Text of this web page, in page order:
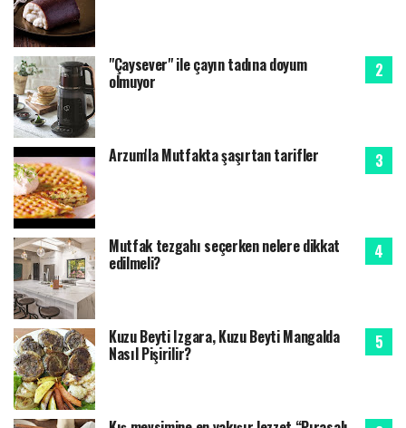
"Çaysever" ile çayın tadına doyum
olmuyor
Arzum'la Mutfakta şaşırtan tarifler
Mutfak tezgahı seçerken nelere dikkat
edilmeli?
Kuzu Beyti Izgara, Kuzu Beyti Mangalda
Nasıl Pişirilir?